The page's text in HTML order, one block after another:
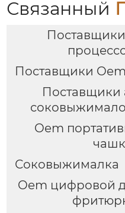
Связанный
Поставщики
Поставщики
Oem
Соковыжималка
Oem цифровой